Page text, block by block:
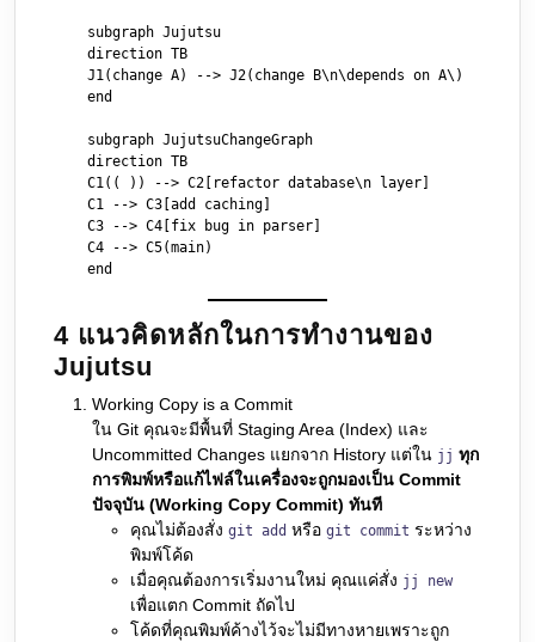
    subgraph Jujutsu
    direction TB
    J1(change A) --> J2(change B\n\depends on A\)
    end
    subgraph JujutsuChangeGraph
    direction TB
    C1(( )) --> C2[refactor database\n layer]
    C1 --> C3[add caching]
    C3 --> C4[fix bug in parser]
    C4 --> C5(main)
    end
4 แนวคิดหลักในการทำงานของ
Jujutsu
Working Copy is a Commit
ใน Git คุณจะมีพื้นที่ Staging Area (Index) และ
Uncommitted Changes แยกจาก History แต่ใน jj ทุก
การพิมพ์หรือแก้ไฟล์ในเครื่องจะถูกมองเป็น Commit
ปัจจุบัน (Working Copy Commit) ทันที
คุณไม่ต้องสั่ง git add หรือ git commit ระหว่าง
พิมพ์โค้ด
เมื่อคุณต้องการเริ่มงานใหม่ คุณแค่สั่ง jj new
เพื่อแตก Commit ถัดไป
โค้ดที่คุณพิมพ์ค้างไว้จะไม่มีทางหายเพราะถูก